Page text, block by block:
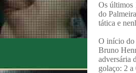
Os últimos
do
tática e
O início do
Bruno
adversária
golaço: 2 a